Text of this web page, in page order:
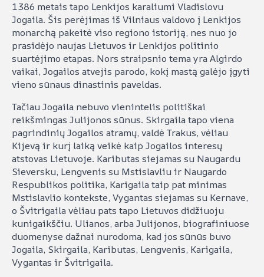
1386 metais tapo Lenkijos karaliumi Vladislovu
Jogaila. Šis perėjimas iš Vilniaus valdovo į Lenkijos
monarchą pakeitė viso regiono istoriją, nes nuo jo
prasidėjo naujas Lietuvos ir Lenkijos politinio
suartėjimo etapas. Nors straipsnio tema yra Algirdo
vaikai, Jogailos atvejis parodo, kokį mastą galėjo įgyti
vieno sūnaus dinastinis paveldas.
Tačiau Jogaila nebuvo vienintelis politiškai
reikšmingas Julijonos sūnus. Skirgaila tapo viena
pagrindinių Jogailos atramų, valdė Trakus, vėliau
Kijevą ir kurį laiką veikė kaip Jogailos interesų
atstovas Lietuvoje. Kaributas siejamas su Naugardu
Sieversku, Lengvenis su Mstislavliu ir Naugardo
Respublikos politika, Karigaila taip pat minimas
Mstislavlio kontekste, Vygantas siejamas su Kernave,
o Švitrigaila vėliau pats tapo Lietuvos didžiuoju
kunigaikščiu. Ulianos, arba Julijonos, biografiniuose
duomenyse dažnai nurodoma, kad jos sūnūs buvo
Jogaila, Skirgaila, Kaributas, Lengvenis, Karigaila,
Vygantas ir Švitrigaila.